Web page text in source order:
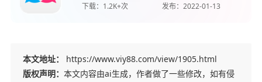
下载： 1.2K+次 发布： 2022-01-13
本文地址：
https://www.viy88.com/view/1905.html
版权声明： 本文内容由ai生成，作者做了一些修改，如有侵